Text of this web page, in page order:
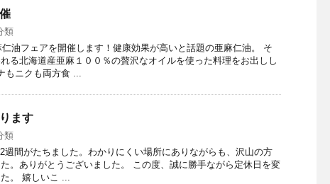
類
油フェアを開催します！健康効果が高いと話題の亜麻仁油。 そ
る北海道産亜麻１００％の贅沢なオイルを使った料理をお出しし
もニクも両方食 ...
ます
類
週間がたちました。わかりにくい場所にありながらも、沢山の方
。ありがとうございました。 この度、誠に勝手ながら定休日を変
。 嬉しいこ ...